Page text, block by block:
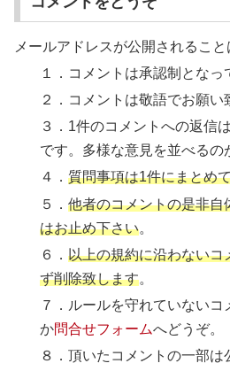
メールアドレスが公開されること
１．コメントは承認制となっ
２．コメントは敬語でお願い
３．1件のコメントへの返信
です。多様な意見を並べるの
４．質問事項は1件にまとめ
５．他者のコメントの是非自
はお止め下さい。
６．以上の規約に沿わないコ
ず削除致します。
７．ルールを守れていないコ
か問合せフォームへどうぞ。
８．頂いたコメントの一部は